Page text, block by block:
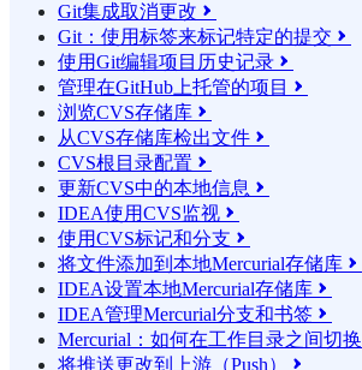
Git集成取消更改 
Git：使用标签来标记特定的提交 
使用Git编辑项目历史记录 
管理在GitHub上托管的项目 
浏览CVS存储库 
从CVS存储库检出文件 
CVS根目录配置 
更新CVS中的本地信息 
IDEA使用CVS监视 
使用CVS标记和分支 
将文件添加到本地Mercurial存储库 
IDEA设置本地Mercurial存储库 
IDEA管理Mercurial分支和书签 
Mercurial：如何在工作目录之间切换
将推送更改到上游（Push） 